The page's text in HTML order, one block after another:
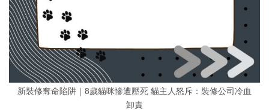
新裝修奪命陷阱｜8歲貓咪慘遭壓死 貓主人怒斥：裝修公司冷血
卸責